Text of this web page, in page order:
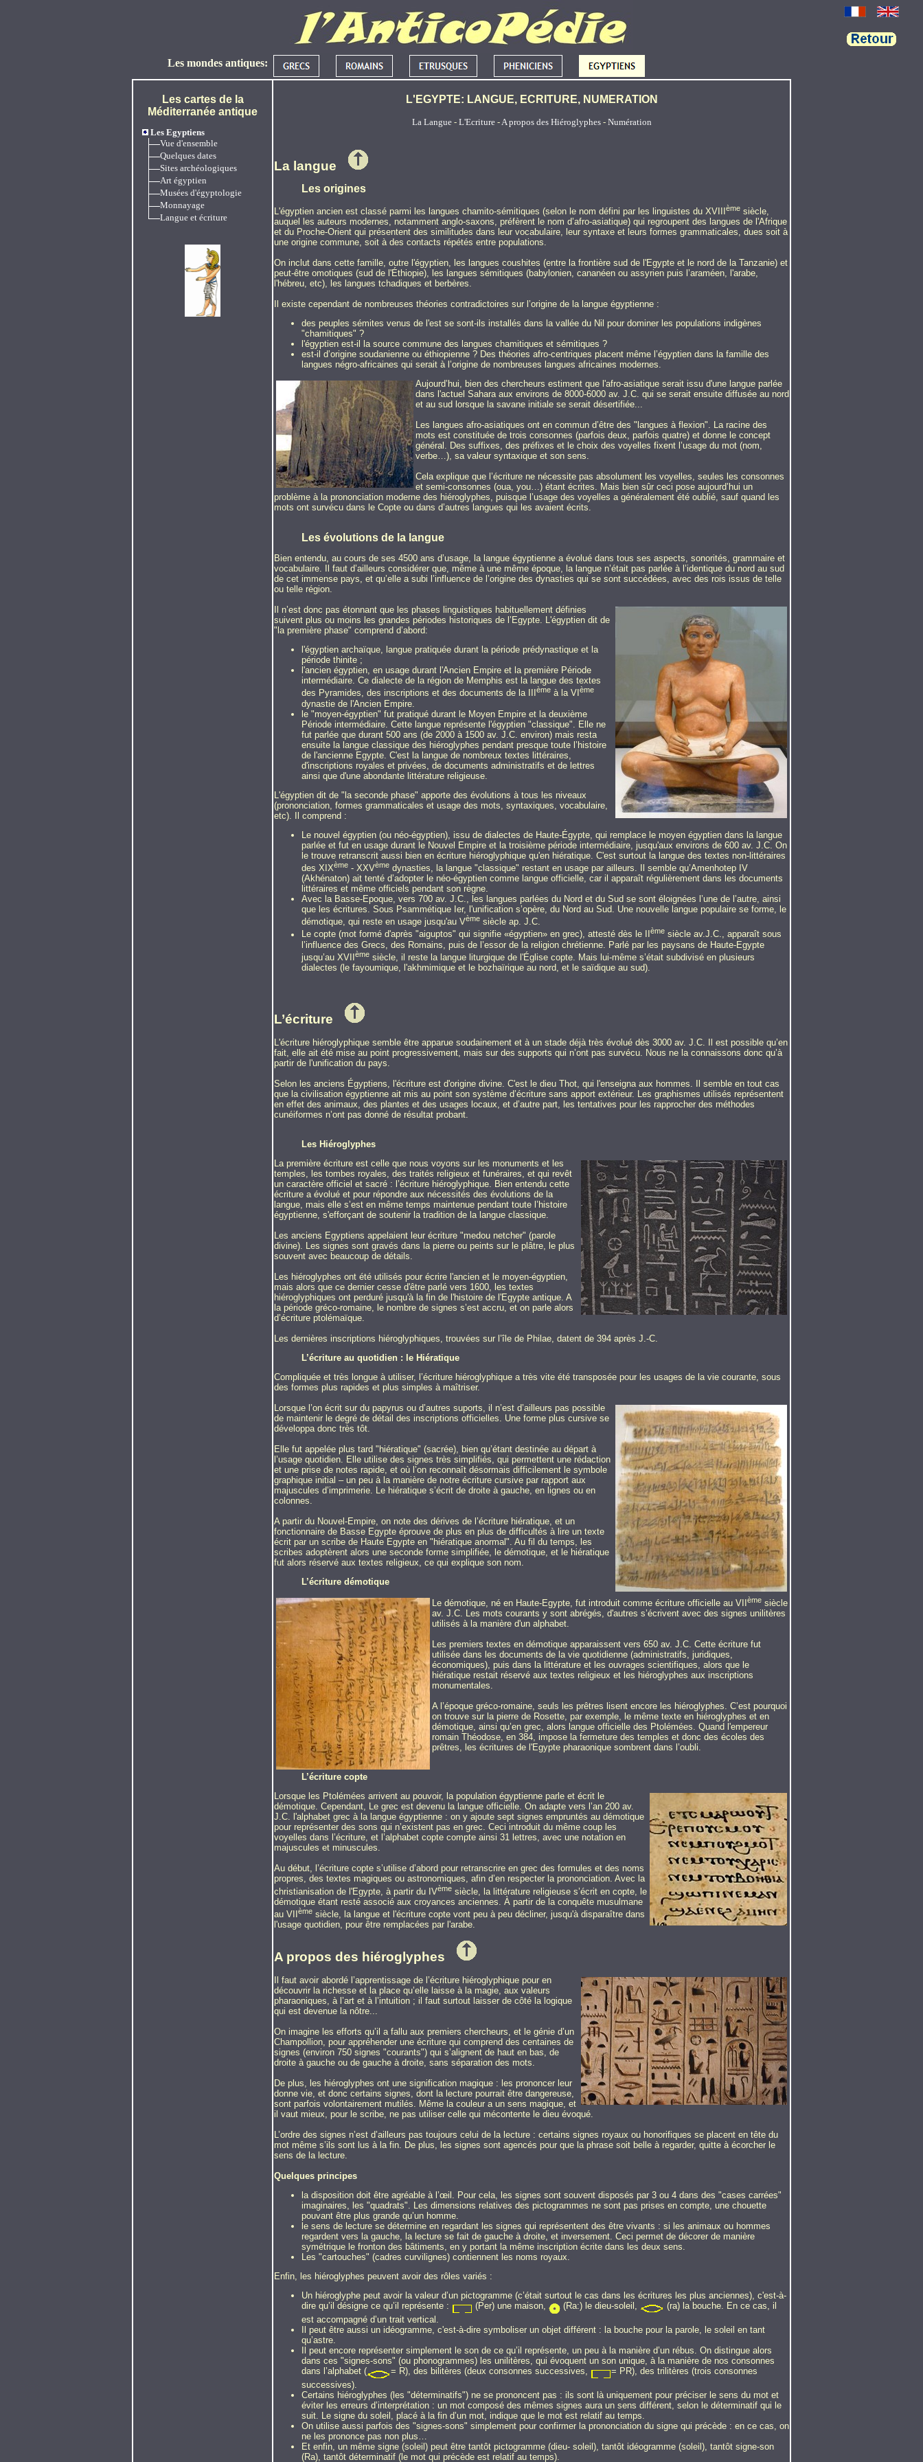
Les mondes antiques:
Les cartes de la
Méditerranée antique
Les Egyptiens
Vue d'ensemble
Quelques dates
Sites archéologiques
Art égyptien
Musées d'égyptologie
Monnayage
Langue et écriture
L'EGYPTE: LANGUE, ECRITURE, NUMERATION
La Langue- L'Ecriture-A propos des Hiéroglyphes- Numération
La langue
Les origines
L'égyptien ancien est classé parmi les langues chamito-sémitiques (selon le nom défini par les linguistes du XVIII ème siècle,
auquel les auteurs modernes, notamment anglo-saxons, préfèrent le nom d’afro-asiatique) qui regroupent des langues de l'Afrique
et du Proche-Orient qui présentent des similitudes dans leur vocabulaire, leur syntaxe et leurs formes grammaticales, dues soit à
une origine commune, soit à des contacts répétés entre populations.
On inclut dans cette famille, outre l'égyptien, les langues coushites (entre la frontière sud de l'Egypte et le nord de la Tanzanie) et
peut-être omotiques (sud de l'Éthiopie), les langues sémitiques (babylonien, cananéen ou assyrien puis l’araméen, l'arabe,
l'hébreu, etc), les langues tchadiques et berbères.
Il existe cependant de nombreuses théories contradictoires sur l’origine de la langue égyptienne :
des peuples sémites venus de l'est se sont-ils installés dans la vallée du Nil pour dominer les populations indigènes
"chamitiques" ?
l'égyptien est-il la source commune des langues chamitiques et sémitiques ?
est-il d’origine soudanienne ou éthiopienne ? Des théories afro-centriques placent même l’égyptien dans la famille des
langues négro-africaines qui serait à l’origine de nombreuses langues africaines modernes.
Aujourd’hui, bien des chercheurs estiment que l'afro-asiatique serait issu d'une langue parlée
dans l'actuel Sahara aux environs de 8000-6000 av. J.C. qui se serait ensuite diffusée au nord
et au sud lorsque la savane initiale se serait désertifiée...
Les langues afro-asiatiques ont en commun d’être des "langues à flexion". La racine des
mots est constituée de trois consonnes (parfois deux, parfois quatre) et donne le concept
général. Des suffixes, des préfixes et le choix des voyelles fixent l’usage du mot (nom,
verbe…), sa valeur syntaxique et son sens.
Cela explique que l’écriture ne nécessite pas absolument les voyelles, seules les consonnes
et semi-consonnes (oua, you…) étant écrites. Mais bien sûr ceci pose aujourd’hui un
problème à la prononciation moderne des hiéroglyphes, puisque l’usage des voyelles a généralement été oublié, sauf quand les
mots ont survécu dans le Copte ou dans d’autres langues qui les avaient écrits.
Les évolutions de la langue
Bien entendu, au cours de ses 4500 ans d’usage, la langue égyptienne a évolué dans tous ses aspects, sonorités, grammaire et
vocabulaire. Il faut d’ailleurs considérer que, même à une même époque, la langue n’était pas parlée à l’identique du nord au sud
de cet immense pays, et qu’elle a subi l’influence de l’origine des dynasties qui se sont succédées, avec des rois issus de telle
ou telle région.
Il n’est donc pas étonnant que les phases linguistiques habituellement définies
suivent plus ou moins les grandes périodes historiques de l’Egypte. L'égyptien dit de
"la première phase" comprend d’abord:
l'égyptien archaïque, langue pratiquée durant la période prédynastique et la
période thinite ;
l'ancien égyptien, en usage durant l'Ancien Empire et la première Période
intermédiaire. Ce dialecte de la région de Memphis est la langue des textes
des Pyramides, des inscriptions et des documents de la III
ème à la VI ème
dynastie de l'Ancien Empire.
le "moyen-égyptien" fut pratiqué durant le Moyen Empire et la deuxième
Période intermédiaire. Cette langue représente l'égyptien "classique". Elle ne
fut parlée que durant 500 ans (de 2000 à 1500 av. J.C. environ) mais resta
ensuite la langue classique des hiéroglyphes pendant presque toute l’histoire
de l'ancienne Egypte. C'est la langue de nombreux textes littéraires,
d'inscriptions royales et privées, de documents administratifs et de lettres
ainsi que d'une abondante littérature religieuse.
L'égyptien dit de "la seconde phase" apporte des évolutions à tous les niveaux
(prononciation, formes grammaticales et usage des mots, syntaxiques, vocabulaire,
etc). Il comprend :
Le nouvel égyptien (ou néo-égyptien), issu de dialectes de Haute-Égypte, qui remplace le moyen égyptien dans la langue
parlée et fut en usage durant le Nouvel Empire et la troisième période intermédiaire, jusqu'aux environs de 600 av. J.C. On
le trouve retranscrit aussi bien en écriture hiéroglyphique qu'en hiératique. C'est surtout la langue des textes non-littéraires
des XIXème - XXVème dynasties, la langue "classique" restant en usage par ailleurs. Il semble qu’Amenhotep IV
(Akhénaton) ait tenté d’adopter le néo-égyptien comme langue officielle, car il apparaît régulièrement dans les documents
littéraires et même officiels pendant son règne.
Avec la Basse-Epoque, vers 700 av. J.C., les langues parlées du Nord et du Sud se sont éloignées l’une de l’autre, ainsi
que les écritures. Sous Psammétique Ier, l'unification s’opère, du Nord au Sud. Une nouvelle langue populaire se forme, le
démotique, qui reste en usage jusqu'au Vème siècle ap. J.C.
Le copte (mot formé d'après "aiguptos" qui signifie «égyptien» en grec), attesté dès le II
ème siècle av.J.C., apparaît sous
l’influence des Grecs, des Romains, puis de l’essor de la religion chrétienne. Parlé par les paysans de Haute-Egypte
jusqu’au XVII
ème siècle, il reste la langue liturgique de l'Église copte. Mais lui-même s’était subdivisé en plusieurs
dialectes (le fayoumique, l'akhmimique et le bozhaïrique au nord, et le saïdique au sud).
L’écriture
L'écriture hiéroglyphique semble être apparue soudainement et à un stade déjà très évolué dès 3000 av. J.C. Il est possible qu’en
fait, elle ait été mise au point progressivement, mais sur des supports qui n’ont pas survécu. Nous ne la connaissons donc qu’à
partir de l'unification du pays.
Selon les anciens Égyptiens, l'écriture est d'origine divine. C'est le dieu Thot, qui l'enseigna aux hommes. Il semble en tout cas
que la civilisation égyptienne ait mis au point son système d’écriture sans apport extérieur. Les graphismes utilisés représentent
en effet des animaux, des plantes et des usages locaux, et d’autre part, les tentatives pour les rapprocher des méthodes
cunéiformes n’ont pas donné de résultat probant.
Les Hiéroglyphes
La première écriture est celle que nous voyons sur les monuments et les
temples, les tombes royales, des traités religieux et funéraires, et qui revêt
un caractère officiel et sacré : l’écriture hiéroglyphique. Bien entendu cette
écriture a évolué et pour répondre aux nécessités des évolutions de la
langue, mais elle s’est en même temps maintenue pendant toute l’histoire
égyptienne, s'efforçant de soutenir la tradition de la langue classique.
Les anciens Egyptiens appelaient leur écriture "medou netcher" (parole
divine). Les signes sont gravés dans la pierre ou peints sur le plâtre, le plus
souvent avec beaucoup de détails.
Les hiéroglyphes ont été utilisés pour écrire l'ancien et le moyen-égyptien,
mais alors que ce dernier cesse d'être parlé vers 1600, les textes
hiéroglyphiques ont perduré jusqu'à la fin de l'histoire de l'Egypte antique. A
la période gréco-romaine, le nombre de signes s’est accru, et on parle alors
d’écriture ptolémaïque.
Les dernières inscriptions hiéroglyphiques, trouvées sur l’île de Philae, datent de 394 après J.-C.
L’écriture au quotidien : le Hiératique
Compliquée et très longue à utiliser, l’écriture hiéroglyphique a très vite été transposée pour les usages de la vie courante, sous
des formes plus rapides et plus simples à maîtriser.
Lorsque l’on écrit sur du papyrus ou d’autres suports, il n’est d’ailleurs pas possible
de maintenir le degré de détail des inscriptions officielles. Une forme plus cursive se
développa donc très tôt.
Elle fut appelée plus tard "hiératique" (sacrée), bien qu’étant destinée au départ à
l’usage quotidien. Elle utilise des signes très simplifiés, qui permettent une rédaction
et une prise de notes rapide, et où l’on reconnaît désormais difficilement le symbole
graphique initial – un peu à la manière de notre écriture cursive par rapport aux
majuscules d’imprimerie. Le hiératique s’écrit de droite à gauche, en lignes ou en
colonnes.
A partir du Nouvel-Empire, on note des dérives de l’écriture hiératique, et un
fonctionnaire de Basse Egypte éprouve de plus en plus de difficultés à lire un texte
écrit par un scribe de Haute Egypte en "hiératique anormal". Au fil du temps, les
scribes adoptèrent alors une seconde forme simplifiée, le démotique, et le hiératique
fut alors réservé aux textes religieux, ce qui explique son nom.
L’écriture démotique
Le démotique, né en Haute-Egypte, fut introduit comme écriture officielle au VII ème siècle
av. J.C. Les mots courants y sont abrégés, d'autres s’écrivent avec des signes unilitères
utilisés à la manière d'un alphabet.
Les premiers textes en démotique apparaissent vers 650 av. J.C. Cette écriture fut
utilisée dans les documents de la vie quotidienne (administratifs, juridiques,
économiques), puis dans la littérature et les ouvrages scientifiques, alors que le
hiératique restait réservé aux textes religieux et les hiéroglyphes aux inscriptions
monumentales.
A l’époque gréco-romaine, seuls les prêtres lisent encore les hiéroglyphes. C’est pourquoi
on trouve sur la pierre de Rosette, par exemple, le même texte en hiéroglyphes et en
démotique, ainsi qu’en grec, alors langue officielle des Ptolémées. Quand l'empereur
romain Théodose, en 384, impose la fermeture des temples et donc des écoles des
prêtres, les écritures de l'Egypte pharaonique sombrent dans l’oubli.
L’écriture copte
Lorsque les Ptolémées arrivent au pouvoir, la population égyptienne parle et écrit le
démotique. Cependant, Le grec est devenu la langue officielle. On adapte vers l’an 200 av.
J.C. l'alphabet grec à la langue égyptienne : on y ajoute sept signes empruntés au démotique
pour représenter des sons qui n’existent pas en grec. Ceci introduit du même coup les
voyelles dans l’écriture, et l’alphabet copte compte ainsi 31 lettres, avec une notation en
majuscules et minuscules.
Au début, l’écriture copte s’utilise d’abord pour retranscrire en grec des formules et des noms
propres, des textes magiques ou astronomiques, afin d’en respecter la prononciation. Avec la
christianisation de l'Egypte, à partir du IVème siècle, la littérature religieuse s’écrit en copte, le
démotique étant resté associé aux croyances anciennes. À partir de la conquête musulmane
au VII
ème siècle, la langue et l'écriture copte vont peu à peu décliner, jusqu'à disparaître dans
l'usage quotidien, pour être remplacées par l'arabe.
A propos des hiéroglyphes
Il faut avoir abordé l’apprentissage de l’écriture hiéroglyphique pour en
découvrir la richesse et la place qu’elle laisse à la magie, aux valeurs
pharaoniques, à l’art et à l’intuition ; il faut surtout laisser de côté la logique
qui est devenue la nôtre...
On imagine les efforts qu’il a fallu aux premiers chercheurs, et le génie d’un
Champollion, pour appréhender une écriture qui comprend des centaines de
signes (environ 750 signes "courants") qui s’alignent de haut en bas, de
droite à gauche ou de gauche à droite, sans séparation des mots.
De plus, les hiéroglyphes ont une signification magique : les prononcer leur
donne vie, et donc certains signes, dont la lecture pourrait être dangereuse,
sont parfois volontairement mutilés. Même la couleur a un sens magique, et
il vaut mieux, pour le scribe, ne pas utiliser celle qui mécontente le dieu évoqué.
L’ordre des signes n’est d’ailleurs pas toujours celui de la lecture : certains signes royaux ou honorifiques se placent en tête du
mot même s’ils sont lus à la fin. De plus, les signes sont agencés pour que la phrase soit belle à regarder, quitte à écorcher le
sens de la lecture.
Quelques principes
la disposition doit être agréable à l’œil. Pour cela, les signes sont souvent disposés par 3 ou 4 dans des "cases carrées"
imaginaires, les "quadrats". Les dimensions relatives des pictogrammes ne sont pas prises en compte, une chouette
pouvant être plus grande qu’un homme.
le sens de lecture se détermine en regardant les signes qui représentent des être vivants : si les animaux ou hommes
regardent vers la gauche, la lecture se fait de gauche à droite, et inversement. Ceci permet de décorer de manière
symétrique le fronton des bâtiments, en y portant la même inscription écrite dans les deux sens.
Les "cartouches" (cadres curvilignes) contiennent les noms royaux.
Enfin, les hiéroglyphes peuvent avoir des rôles variés :
Un hiéroglyphe peut avoir la valeur d’un pictogramme (c’était surtout le cas dans les écritures les plus anciennes), c'est-à-
dire qu’il désigne ce qu’il représente :
(Per) une maison, (Ra:) le dieu-soleil,
(ra) la bouche. En ce cas, il
est accompagné d’un trait vertical.
Il peut être aussi un idéogramme, c'est-à-dire symboliser un objet différent : la bouche pour la parole, le soleil en tant
qu’astre.
Il peut encore représenter simplement le son de ce qu’il représente, un peu à la manière d’un rébus. On distingue alors
dans ces "signes-sons" (ou phonogrammes) les unilitères, qui évoquent un son unique, à la manière de nos consonnes
dans l’alphabet (
= R), des bilitères (deux consonnes successives,
= PR), des trilitères (trois consonnes
successives).
Certains hiéroglyphes (les "déterminatifs") ne se prononcent pas : ils sont là uniquement pour préciser le sens du mot et
éviter les erreurs d’interprétation : un mot composé des mêmes signes aura un sens différent, selon le déterminatif qui le
suit. Le signe du soleil, placé à la fin d’un mot, indique que le mot est relatif au temps.
On utilise aussi parfois des "signes-sons" simplement pour confirmer la prononciation du signe qui précède : en ce cas, on
ne les prononce pas non plus…
Et enfin, un même signe (soleil) peut être tantôt pictogramme (dieu- soleil), tantôt idéogramme (soleil), tantôt signe-son
(Ra), tantôt déterminatif (le mot qui précède est relatif au temps).